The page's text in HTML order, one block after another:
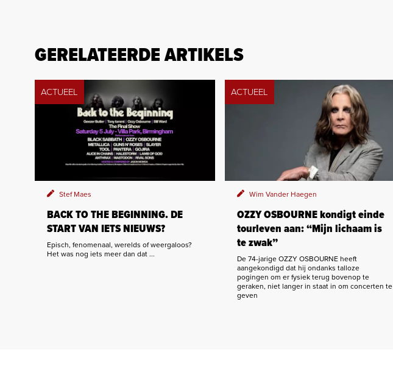
GERELATEERDE ARTIKELS
ACTUEEL
Stef Maes
BACK TO THE BEGINNING. DE
START VAN IETS NIEUWS?
Episch, fenomenaal, werelds of weergaloos?
Het was nog iets meer dan dat ...
ACTUEEL
Wim Vander Haegen
OZZY OSBOURNE kondigt einde
tourleven aan: “Mijn lichaam is
te zwak”
De 74-jarige OZZY OSBOURNE heeft
aangekondigd dat hij ondanks talloze
pogingen om er fysiek terug bovenop te
geraken, niet langer in staat in om concerten te
geven